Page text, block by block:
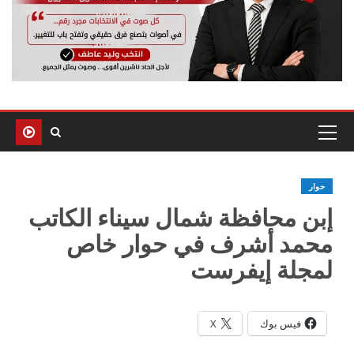
حوار
إبن محافظة شمال سيناء الكاتب
محمد أشرف في حوار خاص
لمجلة إيفرست
فيس بوك X